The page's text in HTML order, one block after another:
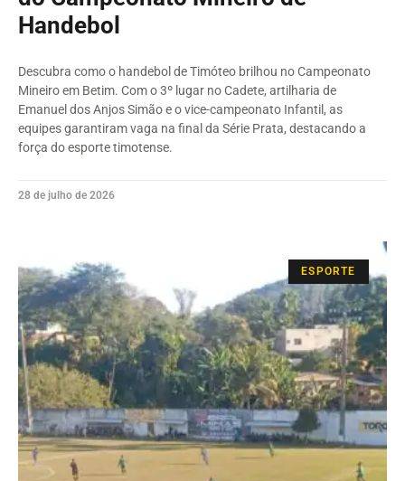
Handebol
Descubra como o handebol de Timóteo brilhou no Campeonato
Mineiro em Betim. Com o 3º lugar no Cadete, artilharia de
Emanuel dos Anjos Simão e o vice-campeonato Infantil, as
equipes garantiram vaga na final da Série Prata, destacando a
força do esporte timotense.
28 de julho de 2026
ESPORTE